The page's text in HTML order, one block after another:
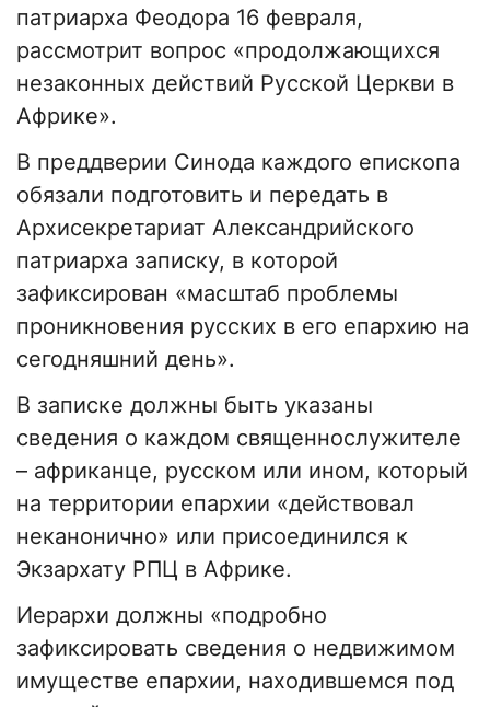
патриарха Феодора 16 февраля,
рассмотрит вопрос «продолжающихся
незаконных действий Русской Церкви в
Африке».
В преддверии Синода каждого епископа
обязали подготовить и передать в
Архисекретариат Александрийского
патриарха записку, в которой
зафиксирован «масштаб проблемы
проникновения русских в его епархию на
сегодняшний день».
В записке должны быть указаны
сведения о каждом священнослужителе
– африканце, русском или ином, который
на территории епархии «действовал
неканонично» или присоединился к
Экзархату РПЦ в Африке.
Иерархи должны «подробно
зафиксировать сведения о недвижимом
имуществе епархии, находившемся под